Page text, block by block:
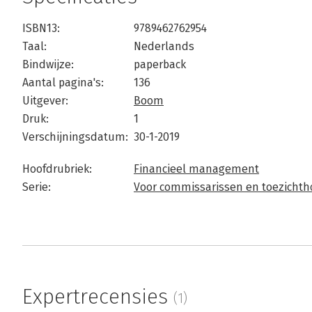
ISBN13:
9789462762954
Taal:
Nederlands
Bindwijze:
paperback
Aantal pagina's:
136
Uitgever:
Boom
Druk:
1
Verschijningsdatum: 30-1-2019
Hoofdrubriek:
Financieel management
Serie:
Voor commissarissen en
Expertrecensies (1)